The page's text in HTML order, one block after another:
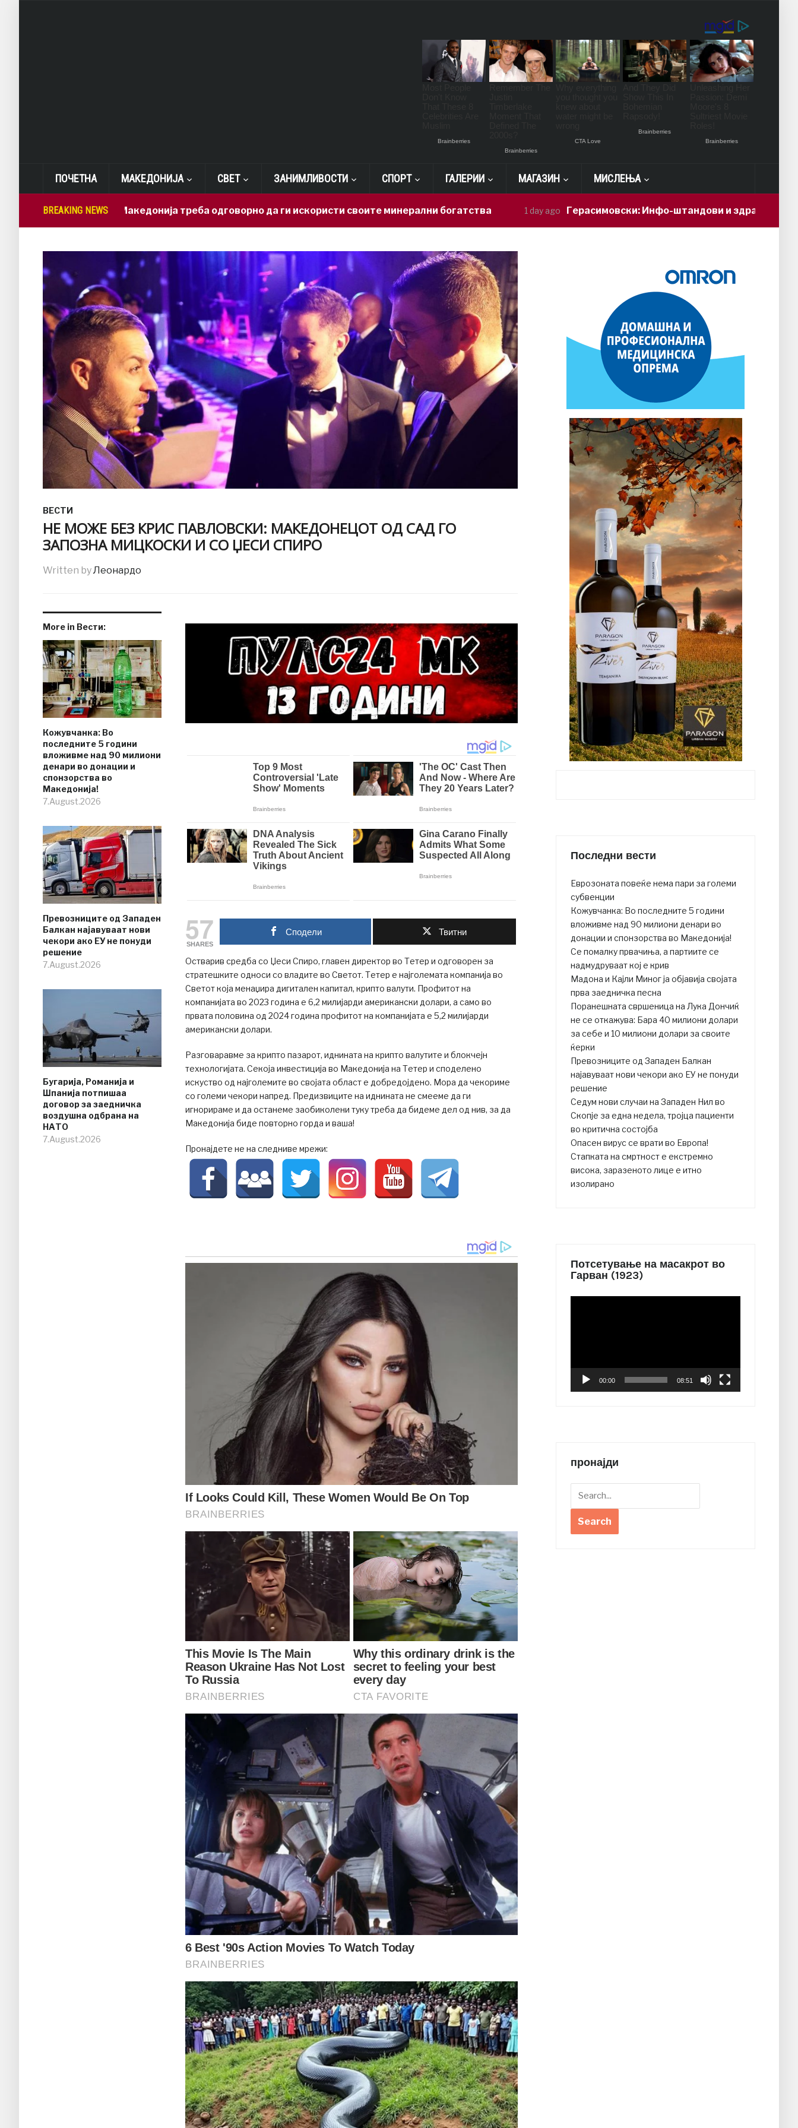
ПОЧЕТНА МАКЕДОНИЈА СВЕТ ЗАНИМЛИВОСТИ СПОРТ ГАЛЕРИИ МАГАЗИН МИСЛЕЊА
BREAKING NEWS
Лепиткова: Македонија треба одговорно да ги искористи своите минерални богатства 1 day ago Герасимовски: Инфо-штандови и здравствени
ВЕСТИ
НЕ МОЖЕ БЕЗ КРИС ПАВЛОВСКИ: МАКЕДОНЕЦОТ ОД САД ГО
ЗАПОЗНА МИЦКОСКИ И СО ЏЕСИ СПИРО
Written byЛеонардо
More in Вести:
Кожувчанка: Во
последните 5 години
вложивме над 90 милиони
денари во донации и
спонзорства во
Македонија!
7.August.2026
Превозниците од Западен
Балкан најавуваат нови
чекори ако ЕУ не понуди
решение
7.August.2026
Бугарија, Романија и
Шпанија потпишаа
договор за заедничка
воздушна одбрана на
НАТО
7.August.2026
57
SHARES
Сподели Твитни
Oстварив средба со Џеси Спиро, главен директор во Тетер и одговорен за
стратешките односи со владите во Светот. Тетер е најголемата компанија во
Светот која менаџира дигитален капитал, крипто валути. Профитот на
компанијата во 2023 година е 6,2 милијарди американски долари, а само во
првата половина од 2024 година профитот на компанијата е 5,2 милијарди
американски долари.
Разговаравме за крипто пазарот, иднината на крипто валутите и блокчејн
технологијата. Секоја инвестиција во Македонија на Тетер и споделено
искуство од најголемите во својата област е добредојдено. Мора да чекориме
со големи чекори напред. Предизвиците на иднината не смееме да ги
игнорираме и да останеме заобиколени туку треба да бидеме дел од нив, за да
Македонија биде повторно горда и ваша!
Пронајдете не на следниве мрежи:
Последни вести
Еврозоната повеќе нема пари за големи
субвенции
Кожувчанка: Во последните 5 години
вложивме над 90 милиони денари во
донации и спонзорства во Македонија!
Се помалку првачиња, а партиите се
надмудруваат кој е крив
Мадона и Кајли Миног ја објавија својата
прва заедничка песна
Поранешната свршеница на Лука Дончиќ
не се откажува: Бара 40 милиони долари
за себе и 10 милиони долари за своите
ќерки
Превозниците од Западен Балкан
најавуваат нови чекори ако ЕУ не понуди
решение
Седум нови случаи на Западен Нил во
Скопје за една недела, тројца пациенти
во критична состојба
Опасен вирус се врати во Европа!
Стапката на смртност е екстремно
висока, заразеното лице е итно
изолирано
Потсетување на масакрот во
Гарван (1923)
00:00 08:51
пронајди